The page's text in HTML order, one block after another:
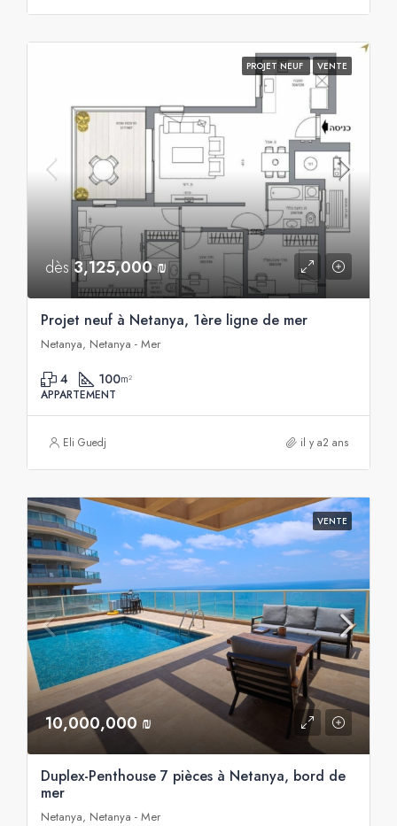
PROJET NEUF VENTE
dès3,125,000 ₪
Projet neuf à Netanya, 1ère ligne de mer
Netanya, Netanya - Mer
4 100m²
APPARTEMENT
Eli Guedj il y a2 ans
VENTE
10,000,000 ₪
Duplex-Penthouse 7 pièces à Netanya, bord de
mer
Netanya, Netanya - Mer